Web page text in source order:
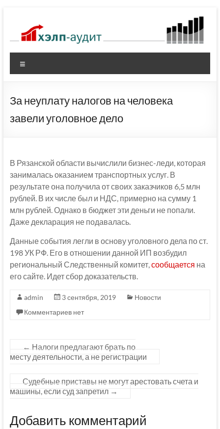
содержимому
За неуплату налогов на человека
завели уголовное дело
В Рязанской области вычислили бизнес-леди, которая
занималась оказанием транспортных услуг. В
результате она получила от своих заказчиков 6,5 млн
рублей. В их числе был и НДС, примерно на сумму 1
млн рублей. Однако в бюджет эти деньги не попали.
Даже декларация не подавалась.
Данные события легли в основу уголовного дела по ст.
198 УК РФ. Его в отношении данной ИП возбудил
региональный Следственный комитет,сообщается на
его сайте. Идет сбор доказательств.
admin 3 сентября, 2019
Новости
Комментариев нет
← Налоги предлагают брать по
месту деятельности, а не регистрации
Судебные приставы не могут арестовать счета и
машины, если суд запретил →
Добавить комментарий